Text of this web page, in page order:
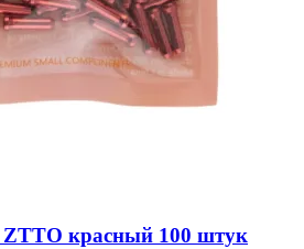
ZTTO красный 100 штук